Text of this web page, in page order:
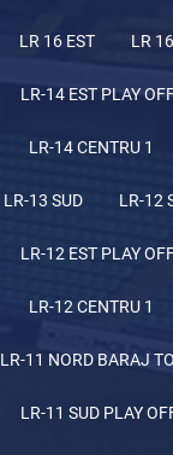
LR 16 EST LR
LR-14 EST PLAY
LR-14 CENTRU 1
LR-13 SUD LR-12
LR-12 EST PLAY
LR-12 CENTRU 1
LR-11 NORD BARAJ
LR-11 SUD PLAY